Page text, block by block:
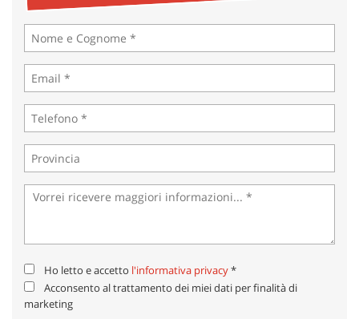
Ho letto e accetto l'informativa privacy*
Acconsento al trattamento dei miei dati per finalità di
marketing
Cookie delle preferenze
Cookie per il miglioramento dell'esperienza utente
Cookie analitici
Cookie di marketing
Leggi